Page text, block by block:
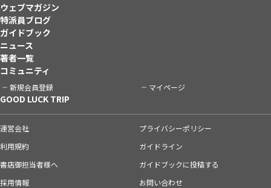
ウェブマガジン
特派員ブログ
ガイドブック
ニュース
著者一覧
コミュニティ
新規会員登録 マイページ
GOOD LUCK TRIP
運営会社
プライバシーポリシー
利用規約
ガイドライン
書店御担当者様へ
ガイドブックに投稿する
採用情報
お問い合わせ